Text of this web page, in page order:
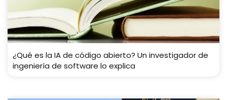
¿Qué es la IA de código abierto? Un investigador de
ingeniería de software lo explica